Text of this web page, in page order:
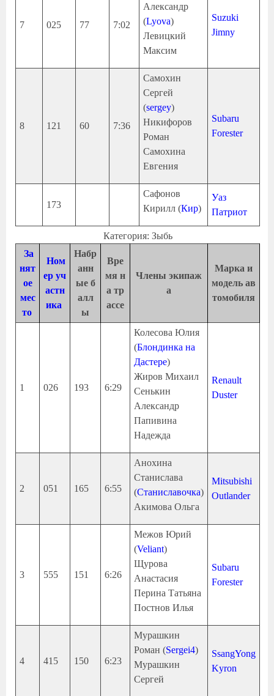
7 025 77 7:02
Александр
(Lyova)
Левицкий
Максим
Suzuki
Jimny
8 121 60 7:36
Самохин
Сергей
(sergey)
Никифоров
Роман
Самохина
Евгения
Subaru
Forester
173
Сафонов
Кирилл (Кир)
Уаз
Патриот
Категория: Зыбь
За
нят
ое
мес
то
Ном
ер уч
астн
ика
Набр
анн
ые б
алл
ы
Вре
мя н
а тр
ассе
Члены экипаж
а
Марка и
модель ав
томобиля
1 026 193 6:29
Колесова Юлия
(Блондинка на
Дастере)
Жиров Михаил
Сенькин
Александр
Папивина
Надежда
Renault
Duster
2 051 165 6:55
Анохина
Станислава
(Станиславочка)
Акимова Ольга
Mitsubishi
Outlander
3 555 151 6:26
Межов Юрий
(Veliant)
Щурова
Анастасия
Перина Татьяна
Постнов Илья
Subaru
Forester
4 415 150 6:23
Мурашкин
Роман (Sergei4)
Мурашкин
Сергей
SsangYong
Kyron